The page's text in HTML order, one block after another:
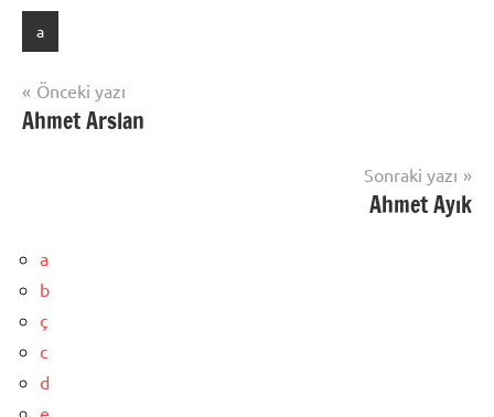
a
Yazı
gezinmesi
Önceki yazı
Ahmet Arslan
Sonraki yazı
Ahmet Ayık
a
b
ç
c
d
e